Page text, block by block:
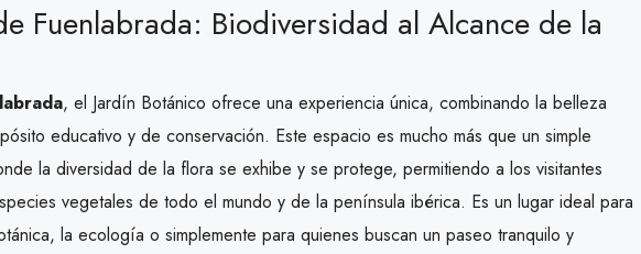
Fuenlabrada: Biodiversidad al Alcance de la
, el Jardín Botánico ofrece una experiencia única, combinando la belleza
educativo y de conservación. Este espacio es mucho más que un simple
la diversidad de la flora se exhibe y se protege, permitiendo a los visitantes
vegetales de todo el mundo y de la península ibérica. Es un lugar ideal para
la ecología o simplemente para quienes buscan un paseo tranquilo y